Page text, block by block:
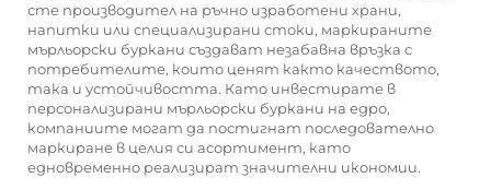
сте производител на ръчно изработени храни,
напитки или специализирани стоки, маркираните
мърльорски буркани създават незабавна връзка с
потребителите, които ценят както качеството,
така и устойчивостта. Като инвестирате в
персонализирани мърльорски буркани на едро,
компаниите могат да постигнат последователно
маркиране в целия си асортимент, като
едновременно реализират значителни икономии.